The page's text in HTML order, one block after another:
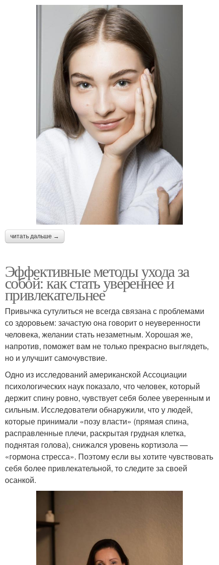
читать дальше →
Эффективные методы ухода за
собой: как стать увереннее и
привлекательнее
Привычка сутулиться не всегда связана с проблемами
со здоровьем: зачастую она говорит о неуверенности
человека, желании стать незаметным. Хорошая же,
напротив, поможет вам не только прекрасно выглядеть,
но и улучшит самочувствие.
Одно из исследований американской Ассоциации
психологических наук показало, что человек, который
держит спину ровно, чувствует себя более уверенным и
сильным. Исследователи обнаружили, что у людей,
которые принимали «позу власти» (прямая спина,
расправленные плечи, раскрытая грудная клетка,
поднятая голова), снижался уровень кортизола —
«гормона стресса». Поэтому если вы хотите чувствовать
себя более привлекательной, то следите за своей
осанкой.